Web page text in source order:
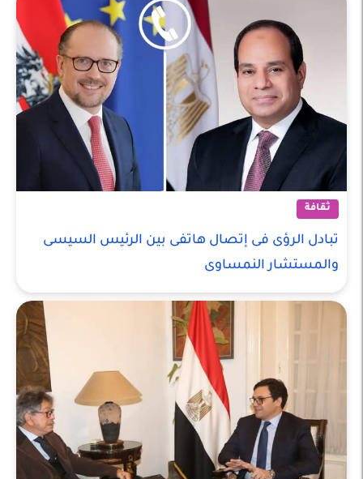
ثقافة
تبادل الرؤى فى إتصال هاتفى بين الرئيس السيسى
والمستشار النمساوى